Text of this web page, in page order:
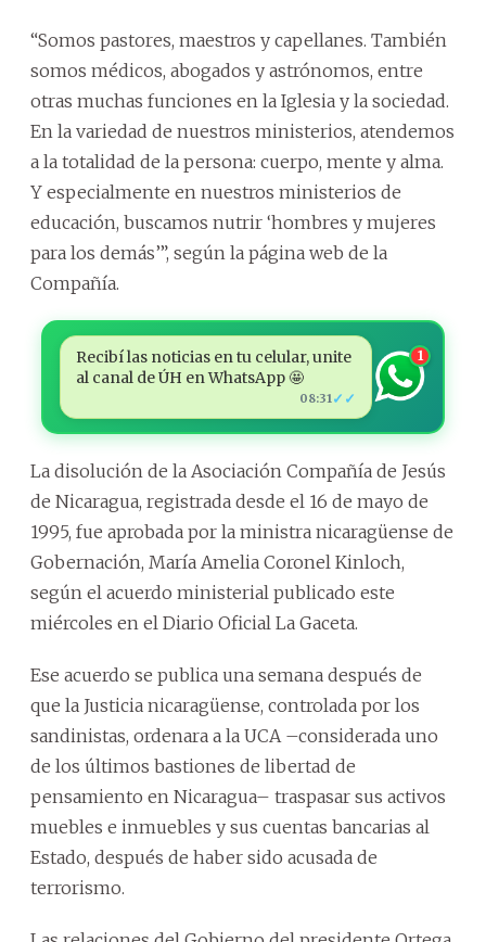
“Somos pastores, maestros y capellanes. También
somos médicos, abogados y astrónomos, entre
otras muchas funciones en la Iglesia y la sociedad.
En la variedad de nuestros ministerios, atendemos
a la totalidad de la persona: cuerpo, mente y alma.
Y especialmente en nuestros ministerios de
educación, buscamos nutrir ‘hombres y mujeres
para los demás’”, según la página web de la
Compañía.
Recibí las noticias en tu celular, unite
al canal de ÚH en WhatsApp 🤩
08:31 ✓✓
1
La disolución de la Asociación Compañía de Jesús
de Nicaragua, registrada desde el 16 de mayo de
1995, fue aprobada por la ministra nicaragüense de
Gobernación, María Amelia Coronel Kinloch,
según el acuerdo ministerial publicado este
miércoles en el Diario Oficial La Gaceta.
Ese acuerdo se publica una semana después de
que la Justicia nicaragüense, controlada por los
sandinistas, ordenara a la UCA –considerada uno
de los últimos bastiones de libertad de
pensamiento en Nicaragua– traspasar sus activos
muebles e inmuebles y sus cuentas bancarias al
Estado, después de haber sido acusada de
terrorismo.